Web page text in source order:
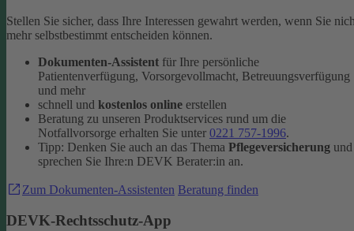
Stellen Sie sicher, dass Ihre Interessen gewahrt werden, wenn Sie
mehr selbstbestimmt entscheiden können.
Dokumenten-Assistent für Ihre persönliche
Patientenverfügung, Vorsorgevollmacht, Betreuungsverfügung
und mehr
schnell und kostenlos online erstellen
Beratung zu unseren Produktservices rund um die
Notfallvorsorge erhalten Sie unter 0221 757-1996.
Tipp: Denken Sie auch an das Thema Pflegeversicherung und
sprechen Sie Ihre:n DEVK Berater:in an.
Zum Dokumenten-Assistenten Beratung finden
DEVK-Rechtsschutz-App